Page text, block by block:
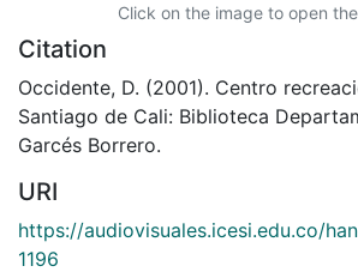
Click on the image to open
Citation
Occidente, D. (2001). Centro
Santiago de Cali: Biblioteca
Garcés Borrero.
URI
https://audiovisuales.icesi.edu.co/
1196